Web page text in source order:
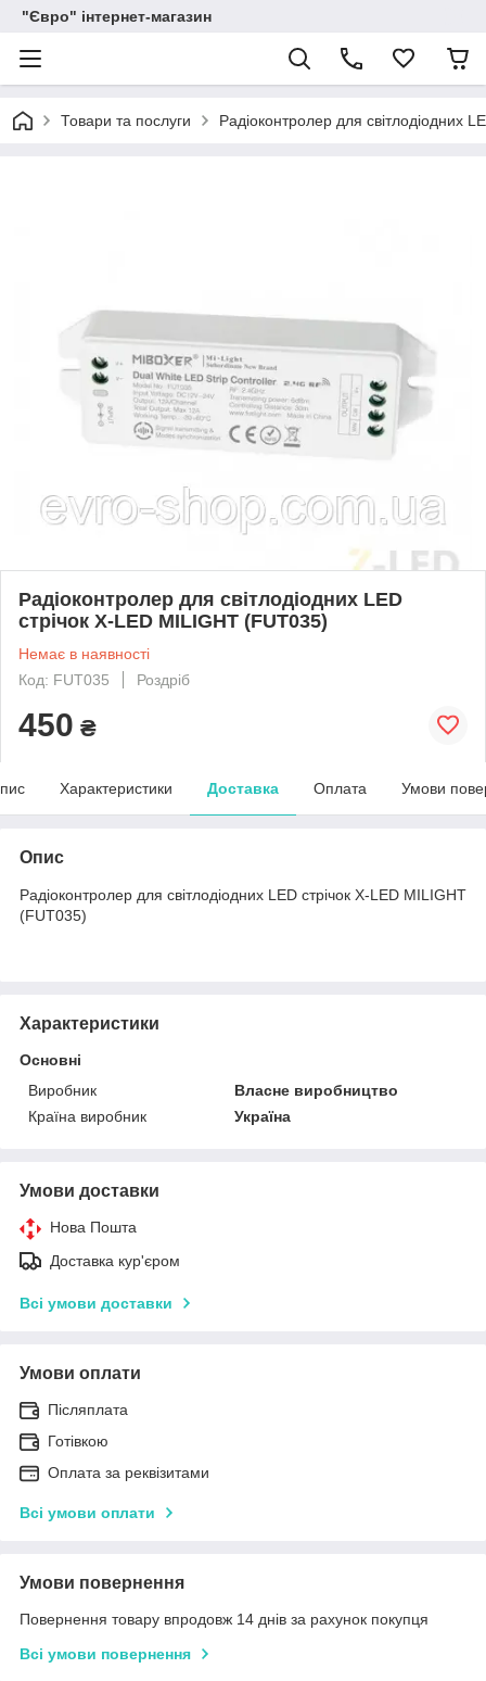
"Євро" інтернет-магазин
Товари та послуги Радіоконтролер для світлодіодних
Радіоконтролер для світлодіодних LED
стрічок X-LED MILIGHT (FUT035)
Немає в наявності
Код: FUT035
Роздріб
450 ₴
Характеристики Доставка Оплата Умови
Опис
Радіоконтролер для світлодіодних LED стрічок X-LED MILIGHT
(FUT035)
Характеристики
Основні
Виробник
Власне виробництво
Країна виробник
Україна
Умови доставки
Нова Пошта
Доставка кур'єром
Всі умови доставки
Умови оплати
Післяплата
Готівкою
Оплата за реквізитами
Всі умови оплати
Умови повернення
Повернення товару впродовж 14 днів за рахунок покупця
Всі умови повернення